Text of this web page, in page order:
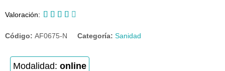
Valoración:     
Código: AF0675-N Categoría: Sanidad
Modalidad: online